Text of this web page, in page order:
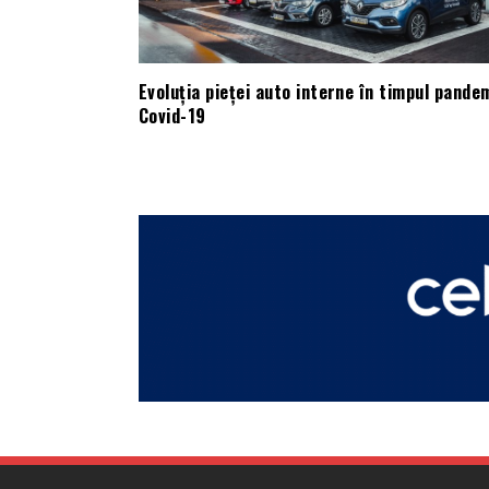
Evoluția pieței auto interne în timpul
Covid-19